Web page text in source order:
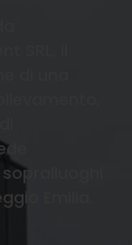
SRL, il
di una
Emilia.